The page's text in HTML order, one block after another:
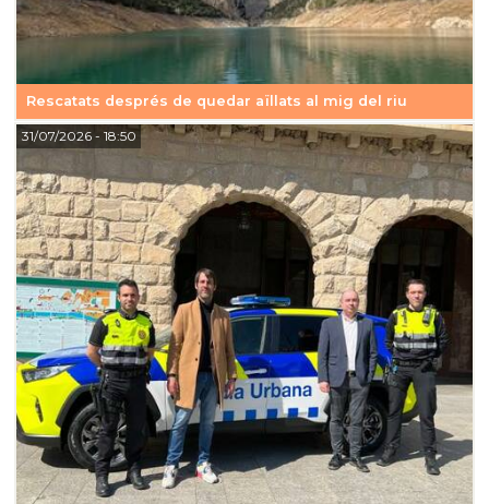
Rescatats després de quedar aïllats al mig del riu
31/07/2026- 18:50